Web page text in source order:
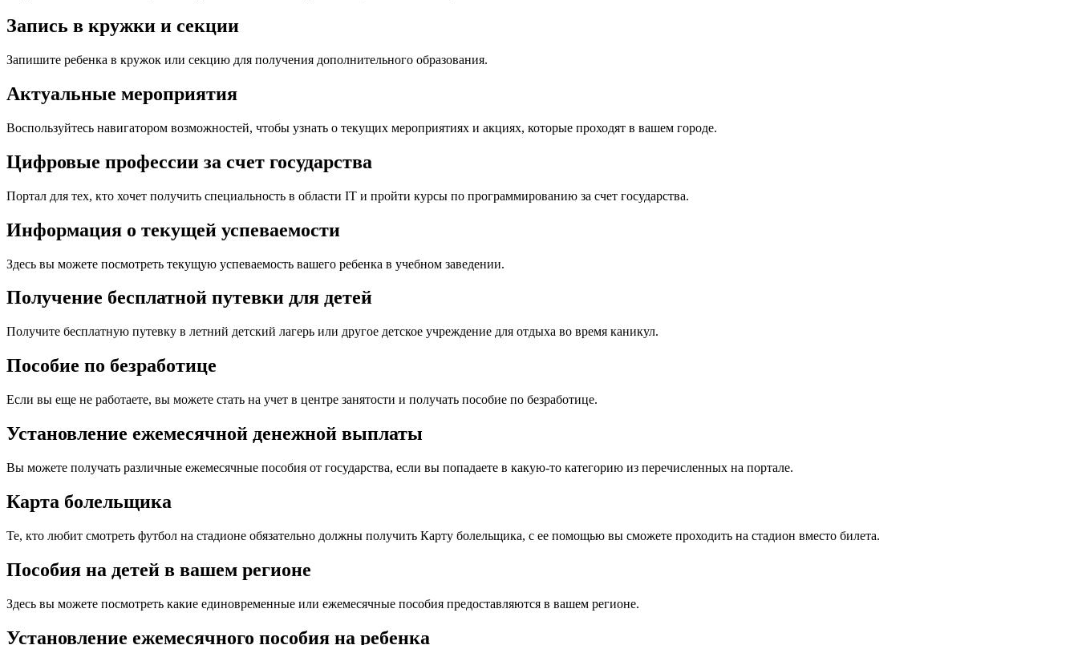
Запись в кружки и секции
Запишите ребенка в кружок или секцию для получения дополнительного образования.
Актуальные мероприятия
Воспользуйтесь навигатором возможностей, чтобы узнать о текущих мероприятиях и акциях, которые проходят в вашем городе.
Цифровые профессии за счет государства
Портал для тех, кто хочет получить специальность в области IT и пройти курсы по программированию за счет государства.
Информация о текущей успеваемости
Здесь вы можете посмотреть текущую успеваемость вашего ребенка в учебном заведении.
Получение бесплатной путевки для детей
Получите бесплатную путевку в летний детский лагерь или другое детское учреждение для отдыха во время каникул.
Пособие по безработице
Если вы еще не работаете, вы можете стать на учет в центре занятости и получать пособие по безработице.
Установление ежемесячной денежной выплаты
Вы можете получать различные ежемесячные пособия от государства, если вы попадаете в какую-то категорию из перечисленных на портале.
Карта болельщика
Те, кто любит смотреть футбол на стадионе обязательно должны получить Карту болельщика, с ее помощью вы сможете проходить на стадион вместо билета.
Пособия на детей в вашем регионе
Здесь вы можете посмотреть какие единовременные или ежемесячные пособия предоставляются в вашем регионе.
Установление ежемесячного пособия на ребенка